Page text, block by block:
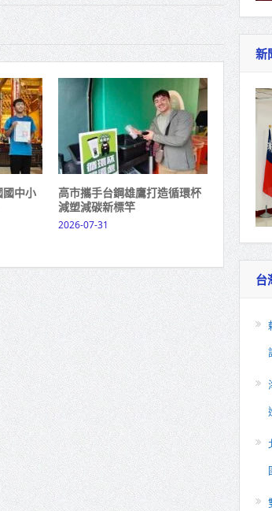
國中小
高市攜手台鋼雄鷹打造循環杯
減塑減碳新標竿
2026-07-31
新
台